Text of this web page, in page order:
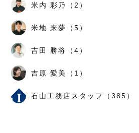
米内 彩乃（2）
米地 来夢（5）
吉田 勝将（4）
吉原 愛美（1）
石山工務店スタッフ（385）